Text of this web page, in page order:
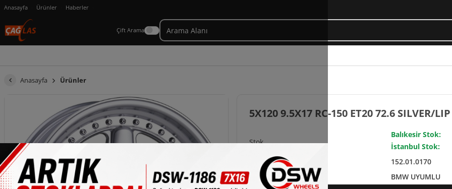
Anasayfa Ürünler Haberler
Çift Arama
Anasayfa Ürünler
152.01.0170
5X120 9.5X17 RC-150 ET20 72.6 SILVER/LIP
BMW UYUMLU
Balıkesir Stok:
İstanbul Stok:
×